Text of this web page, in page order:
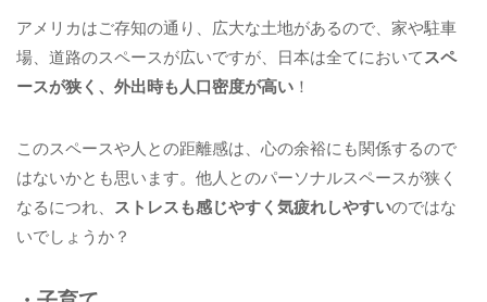
アメリカはご存知の通り、広大な土地があるので、家や駐車
場、道路のスペースが広いですが、日本は全てにおいて スペ
ースが狭く、外出時も人口密度が高い ！
このスペースや人との距離感は、心の余裕にも関係するので
はないかとも思います。他人とのパーソナルスペースが狭く
なるにつれ、
ストレスも感じやすく気疲れしやすいのではな
いでしょうか？